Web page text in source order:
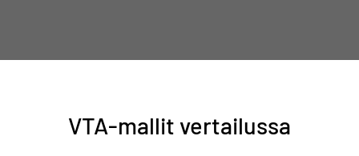
VTA-mallit vertailussa